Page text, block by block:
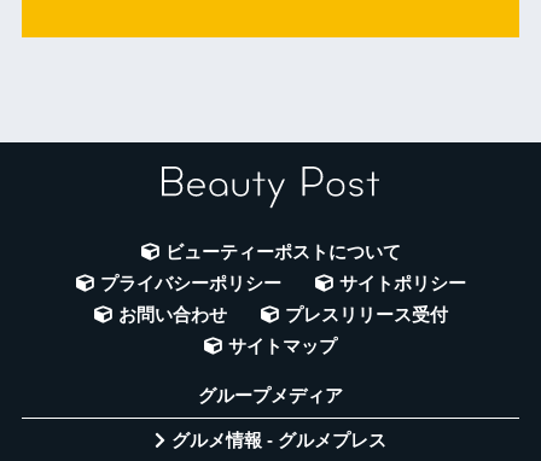
ビューティーポストについて
プライバシーポリシー
サイトポリシー
お問い合わせ
プレスリリース受付
サイトマップ
グループメディア
グルメ情報 - グルメプレス